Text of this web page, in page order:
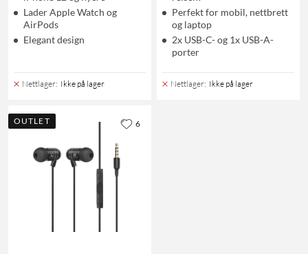
Lader Apple Watch og
AirPods
Elegant design
Nettlager: Ikke på lager
Perfekt for mobil, nettbrett
og laptop
2x USB-C- og 1x USB-A-
porter
Nettlager: Ikke på lager
OUTLET 6